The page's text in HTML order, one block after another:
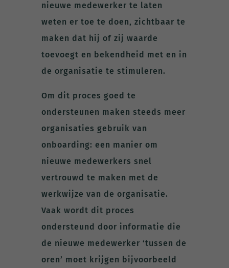
nieuwe medewerker te laten
weten er toe te doen, zichtbaar te
maken dat hij of zij waarde
toevoegt en bekendheid met en in
de organisatie te stimuleren.
Om dit proces goed te
ondersteunen maken steeds meer
organisaties gebruik van
onboarding: een manier om
nieuwe medewerkers snel
vertrouwd te maken met de
werkwijze van de organisatie.
Vaak wordt dit proces
ondersteund door informatie die
de nieuwe medewerker ‘tussen de
oren’ moet krijgen bijvoorbeeld